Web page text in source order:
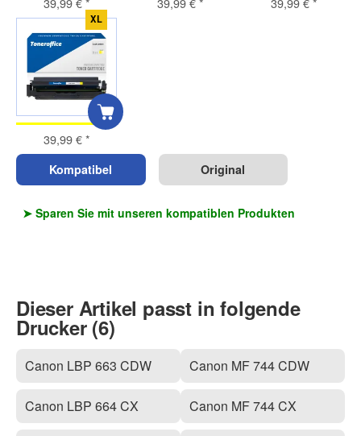
XL
39,99 €*
Kompatibel Original
➤ Sparen Sie mit unseren kompatiblen Produkten
Dieser Artikel passt in folgende
Drucker (6)
Canon LBP 663 CDW
Canon LBP 664 CX
Canon MF 744 CDW
Canon MF 744 CX